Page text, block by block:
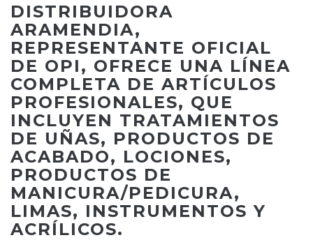
DISTRIBUIDORA
ARAMENDIA,
REPRESENTANTE OFICIAL
DE OPI, OFRECE UNA LÍNEA
COMPLETA DE ARTÍCULOS
PROFESIONALES, QUE
INCLUYEN TRATAMIENTOS
DE UÑAS, PRODUCTOS DE
ACABADO, LOCIONES,
PRODUCTOS DE
MANICURA/PEDICURA,
LIMAS, INSTRUMENTOS Y
ACRÍLICOS.